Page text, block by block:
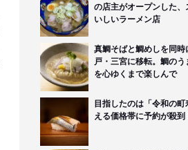
の店主がオープンした
いしいラーメン店
真鯛そばと鯛めしを同
戸・三宮に移転。鯛の
を心ゆくまで楽しんで
目指したのは「令和の
える価格帯に予約が殺到